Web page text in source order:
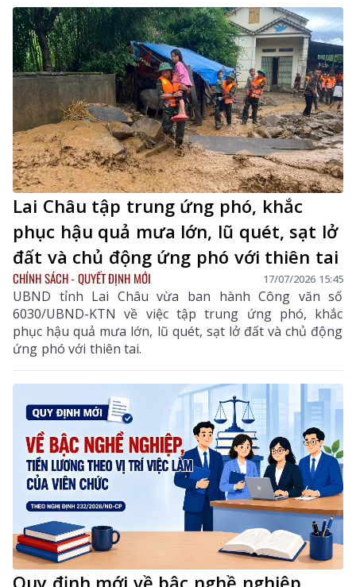
Lai Châu tập trung ứng phó, khắc
phục hậu quả mưa lớn, lũ quét, sạt lở
đất và chủ động ứng phó với thiên tai
CHÍNH SÁCH - QUYẾT ĐỊNH MỚI 17/07/2026 15:45
UBND tỉnh Lai Châu vừa ban hành Công văn số
6030/UBND-KTN về việc tập trung ứng phó, khắc
phục hậu quả mưa lớn, lũ quét, sạt lở đất và chủ động
ứng phó với thiên tai.